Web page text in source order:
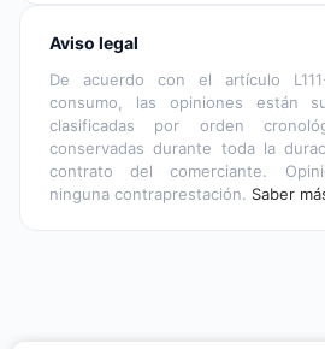
Aviso legal
De acuerdo con el artículo
consumo, las opiniones están
clasificadas por orden
conservadas durante toda la
contrato del comerciante.
ninguna contraprestación. Saber